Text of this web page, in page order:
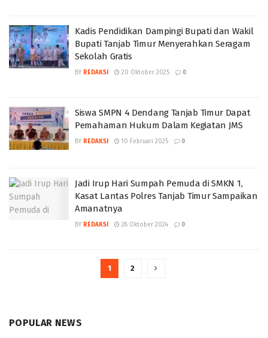
Kadis Pendidikan Dampingi Bupati dan Wakil
Bupati Tanjab Timur Menyerahkan Seragam
Sekolah Gratis
BY REDAKSI 20 Oktober 2025 0
Siswa SMPN 4 Dendang Tanjab Timur Dapat
Pemahaman Hukum Dalam Kegiatan JMS
BY REDAKSI 10 Februari 2025 0
Jadi Irup Hari Sumpah Pemuda di SMKN 1,
Kasat Lantas Polres Tanjab Timur Sampaikan
Amanatnya
BY REDAKSI 28 Oktober 2024 0
1 2
POPULAR NEWS